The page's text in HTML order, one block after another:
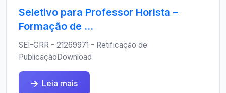
Seletivo para Professor Horista –
Formação de ...
SEI-GRR - 21269971 - Retificação de
PublicaçãoDownload
Leia mais